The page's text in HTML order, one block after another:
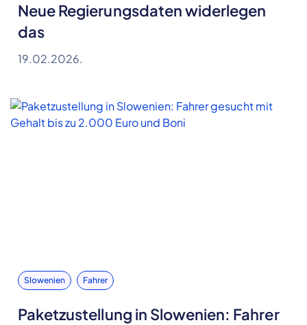
Neue Regierungsdaten widerlegen
das
19.02.2026.
Slowenien Fahrer
Paketzustellung in Slowenien: Fahrer